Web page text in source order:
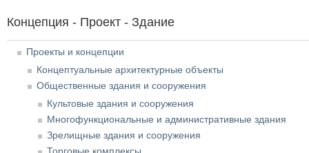
Концепция - Проект - Здание
Проекты и концепции
Концептуальные архитектурные объекты
Общественные здания и сооружения
Культовые здания и сооружения
Многофункциональные и административные здания
Зрелищные здания и сооружения